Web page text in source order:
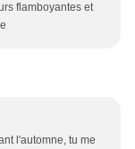
flamboyantes et
l'automne, tu me